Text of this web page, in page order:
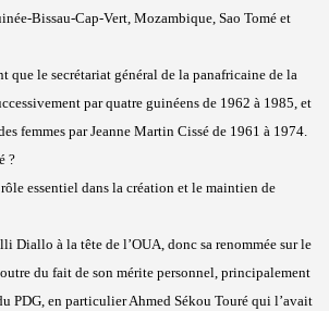
Bissau-Cap-Vert, Mozambique, Sao Tomé et
que le secrétariat général de la panafricaine de la
par quatre guinéens de 1962 à 1985, et
femmes par Jeanne Martin Cissé de 1961 à 1974.
?
essentiel dans la création et le maintien de
Diallo à la tête de l’OUA, donc sa renommée sur le
du fait de son mérite personnel, principalement
PDG, en particulier Ahmed Sékou Touré qui l’avait